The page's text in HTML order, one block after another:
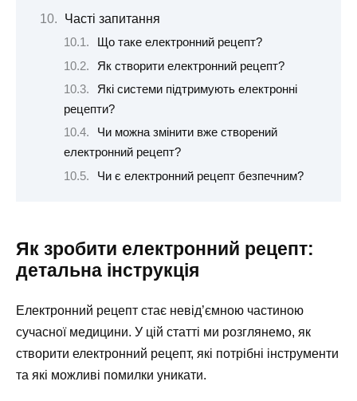
Часті запитання
Що таке електронний рецепт?
Як створити електронний рецепт?
Які системи підтримують електронні
рецепти?
Чи можна змінити вже створений
електронний рецепт?
Чи є електронний рецепт безпечним?
Як зробити електронний рецепт:
детальна інструкція
Електронний рецепт стає невід’ємною частиною
сучасної медицини. У цій статті ми розглянемо, як
створити електронний рецепт, які потрібні інструменти
та які можливі помилки уникати.